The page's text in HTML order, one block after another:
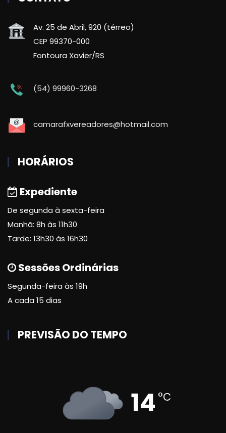
Av. 25 de Abril, 920 (térreo)
CEP 99370-000
Fontoura Xavier/RS
(54) 99960-3268
camarafxvereadores@hotmail.com
HORÁRIOS
Expediente
De segunda à sexta-feira
Manhã: 8h às 11h30
Tarde: 13h30 às 16h30
Sessões Ordinárias
Segunda-feira às 19h
A cada 15 dias
PREVISÃO DO TEMPO
14 °C